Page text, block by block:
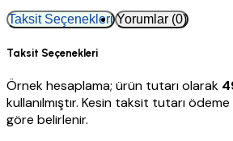
Taksit Seçenekleri Yorumlar (0)
Taksit Seçenekleri
Örnek hesaplama; ürün tutarı olarak
kullanılmıştır. Kesin taksit tutarı
göre belirlenir.